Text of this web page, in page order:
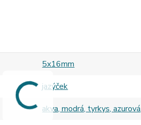
5x16mm
jazýček
akva, modrá, tyrkys,